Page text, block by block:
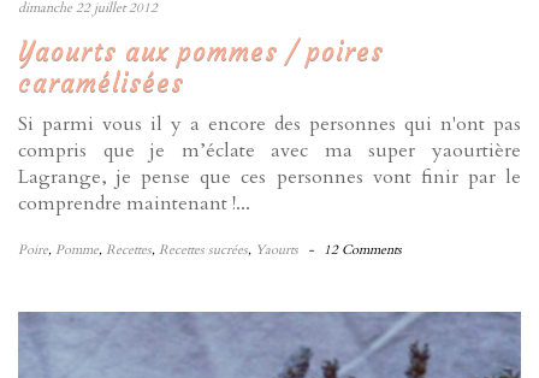
dimanche 22 juillet 2012
Yaourts aux pommes / poires
caramélisées
Si parmi vous il y a encore des personnes qui n'ont pas
compris que je m’éclate avec ma super yaourtière
Lagrange, je pense que ces personnes vont finir par le
comprendre maintenant !...
Poire, Pomme, Recettes, Recettes sucrées, Yaourts - 12 Comments